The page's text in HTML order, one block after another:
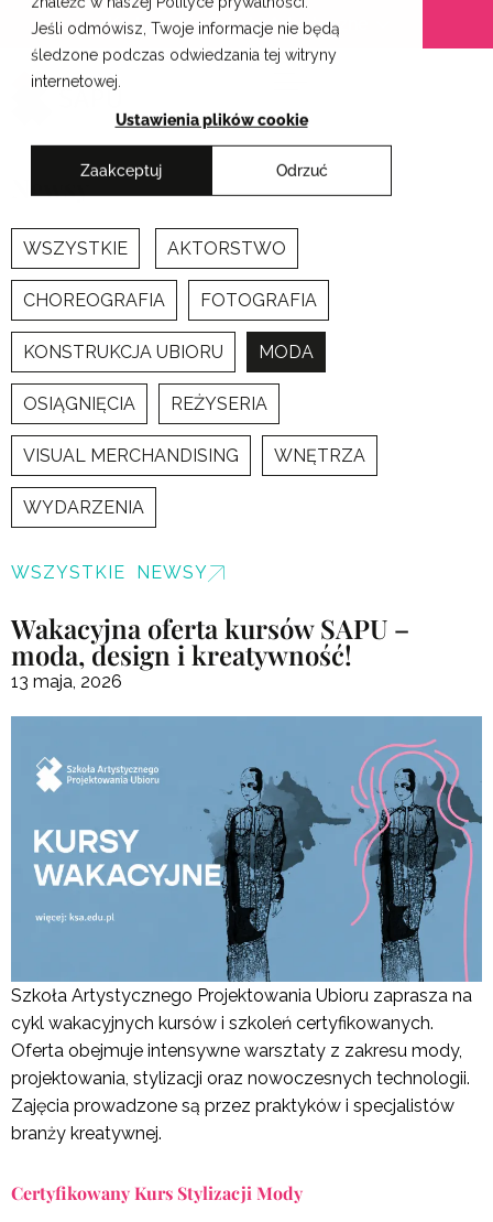
Jeśli odmówisz, Twoje informacje nie będą
śledzone podczas odwiedzania tej witryny
internetowej.
Ustawienia plików cookie
Zaakceptuj Odrzuć
Przejdź
treści
Krakowskie Szkoły Artystyczne
Newsy
WSZYSTKIE AKTORSTWO
CHOREOGRAFIA FOTOGRAFIA
KONSTRUKCJA UBIORU MODA
OSIĄGNIĘCIA REŻYSERIA
VISUAL MERCHANDISING WNĘTRZA
WYDARZENIA
WSZYSTKIE NEWSY
Wakacyjna oferta kursów SAPU –
moda, design i kreatywność!
13 maja, 2026
Szkoła Artystycznego Projektowania Ubioru zaprasza na
cykl wakacyjnych kursów i szkoleń certyfikowanych.
Oferta obejmuje intensywne warsztaty z zakresu mody,
projektowania, stylizacji oraz nowoczesnych technologii.
Zajęcia prowadzone są przez praktyków i specjalistów
branży kreatywnej.
Certyfikowany Kurs Stylizacji Mody